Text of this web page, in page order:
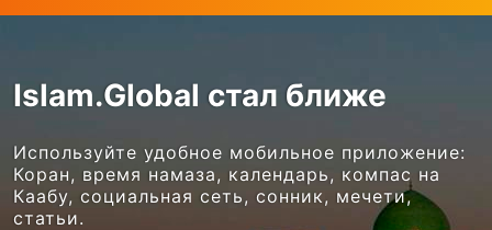
Islam.Global стал ближе
Используйте удобное мобильное приложение:
Коран, время намаза, календарь, компас на
Каабу, социальная сеть, сонник, мечети,
статьи.